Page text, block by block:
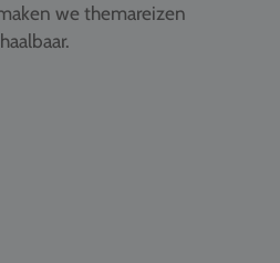
we themareizen